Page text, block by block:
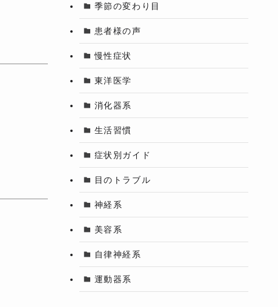
季節の変わり目
患者様の声
慢性症状
東洋医学
消化器系
生活習慣
症状別ガイド
目のトラブル
神経系
美容系
自律神経系
運動器系